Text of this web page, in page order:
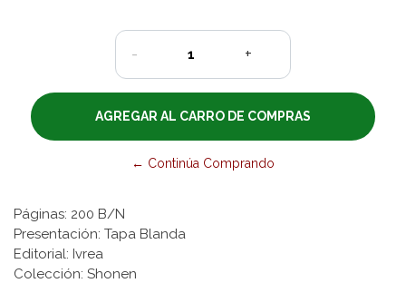
- +
← Continúa Comprando
Páginas: 200 B/N
Presentación: Tapa Blanda
Editorial: Ivrea
Colección: Shonen